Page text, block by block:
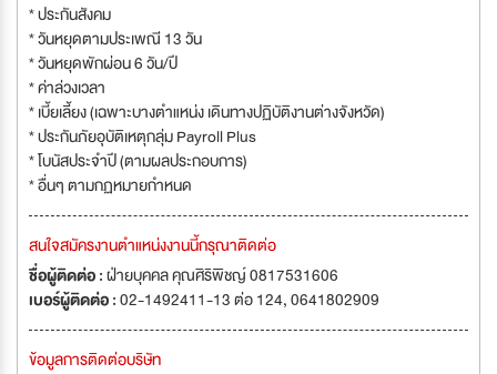
* ประกันสังคม
* วันหยุดตามประเพณี 13 วัน
* วันหยุดพักผ่อน 6 วัน/ปี
* ค่าล่วงเวลา
* เบี้ยเลี้ยง (เฉพาะบางตำแหน่ง เดินทางปฏิบัติงานต่างจังหวัด)
* ประกันภัยอุบัติเหตุกลุ่ม Payroll Plus
* โบนัสประจำปี (ตามผลประกอบการ)
* อื่นๆ ตามกฏหมายกำหนด
สนใจสมัครงานตำแหน่งงานนี้กรุณาติดต่อ
ชื่อผู้ติดต่อ :ฝ่ายบุคคล คุณศิริพิชญ์ 0817531606
เบอร์ผู้ติดต่อ :02-1492411-13 ต่อ 124, 0641802909
ข้อมูลการติดต่อบริษัท